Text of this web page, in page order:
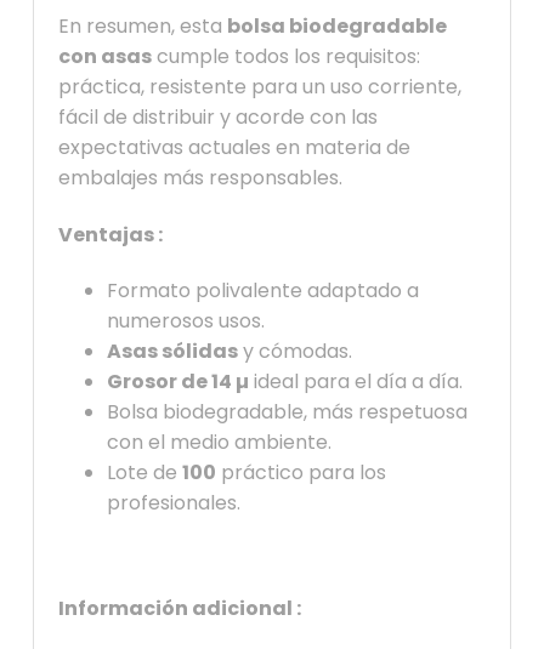
En resumen, esta bolsa biodegradable
con asascumple todos los requisitos:
práctica, resistente para un uso corriente,
fácil de distribuir y acorde con las
expectativas actuales en materia de
embalajes más responsables.
Ventajas :
Formato polivalente adaptado a
numerosos usos.
Asas sólidasy cómodas.
Grosor de 14 µ ideal para el día a día.
Bolsa biodegradable, más respetuosa
con el medio ambiente.
Lote de 100 práctico para los
profesionales.
Información adicional :